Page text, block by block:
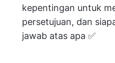
kepentingan untuk
persetujuan, dan
jawab atas apa ✅️